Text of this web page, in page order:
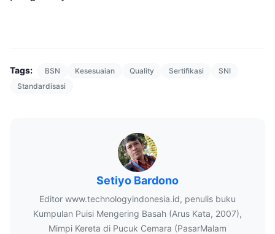
Tags: BSN Kesesuaian Quality Sertifikasi
SNI
Standardisasi
Setiyo Bardono
Editor www.technologyindonesia.id, penulis buku
Kumpulan Puisi Mengering Basah (Arus Kata, 2007),
Mimpi Kereta di Pucuk Cemara (PasarMalam